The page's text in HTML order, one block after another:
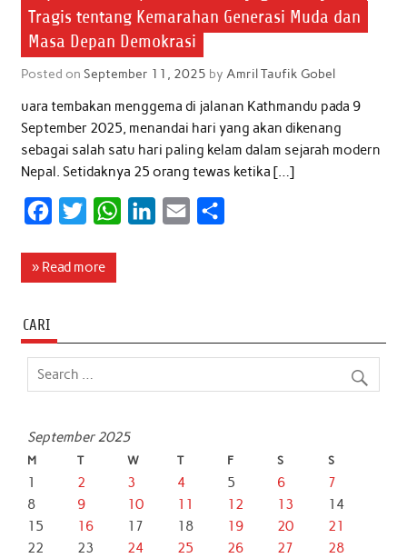
Tragis tentang Kemarahan Generasi Muda dan
Masa Depan Demokrasi
Posted on September 11, 2025 by Amril Taufik Gobel
uara tembakan menggema di jalanan Kathmandu pada 9
September 2025, menandai hari yang akan dikenang
sebagai salah satu hari paling kelam dalam sejarah modern
Nepal. Setidaknya 25 orang tewas ketika […]
c
o
o
i
e
r
W
A
d
» Read more
CARI
September 2025
M T W T F S S
1 2 3 4 5 6
7
8
9 10 11 12 13
14
15
16 17 18 19 20
21
22
23 24 25 26 27
28